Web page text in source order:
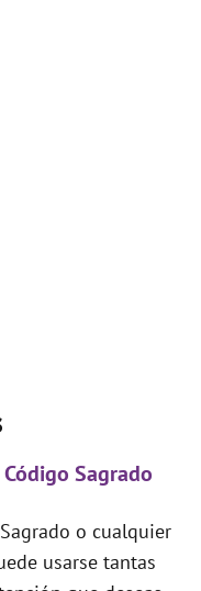
Sagrado
o cualquier
usarse tantas